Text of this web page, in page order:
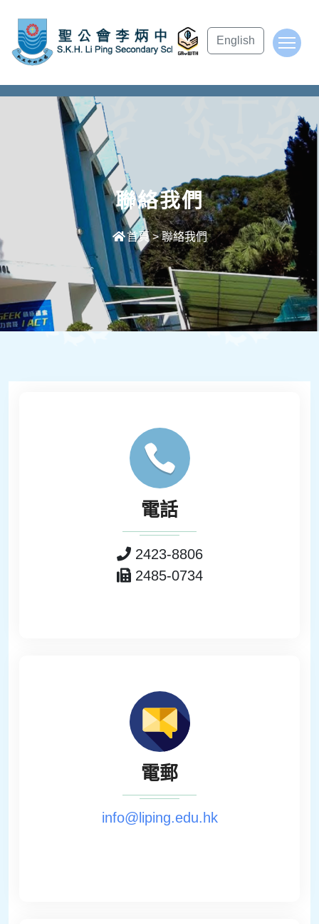
English
聯絡我們
首頁 > 聯絡我們
電話
2423-8806
2485-0734
電郵
info@liping.edu.hk